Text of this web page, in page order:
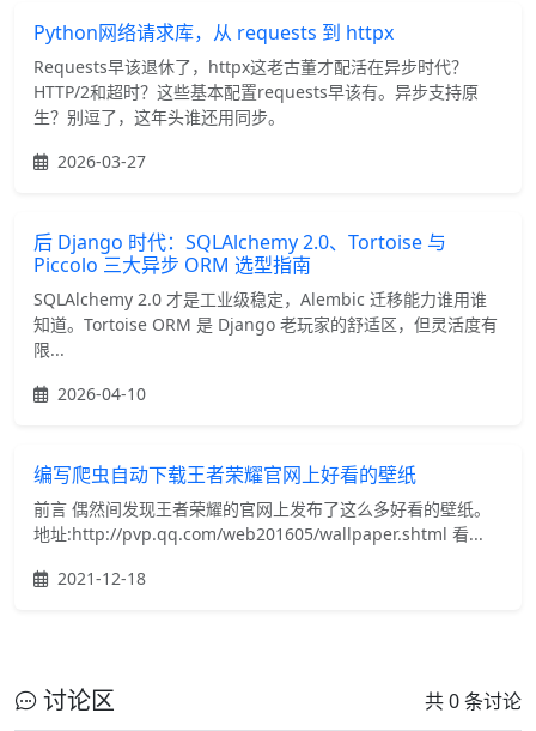
Python网络请求库，从 requests 到 httpx
Requests早该退休了，httpx这老古董才配活在异步时代？
HTTP/2和超时？这些基本配置requests早该有。异步支持原
生？别逗了，这年头谁还用同步。
2026-03-27
后 Django 时代：SQLAlchemy 2.0、Tortoise 与
Piccolo 三大异步 ORM 选型指南
SQLAlchemy 2.0 才是工业级稳定，Alembic 迁移能力谁用谁
知道。Tortoise ORM 是 Django 老玩家的舒适区，但灵活度有
限...
2026-04-10
编写爬虫自动下载王者荣耀官网上好看的壁纸
前言 偶然间发现王者荣耀的官网上发布了这么多好看的壁纸。
地址:http://pvp.qq.com/web201605/wallpaper.shtml 看...
2021-12-18
讨论区 共 0 条讨论